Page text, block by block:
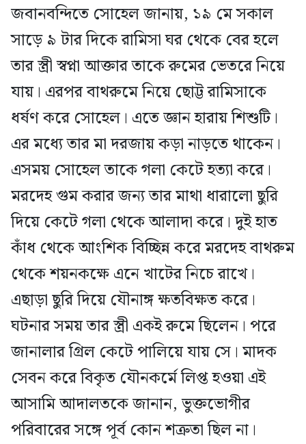
জবানবন্দিতে সোহেল জানায়, ১৯ মে সকাল
সাড়ে ৯ টার দিকে রামিসা ঘর থেকে বের হলে
তার স্ত্রী স্বপ্না আক্তার তাকে রুমের ভেতরে নিয়ে
যায়। এরপর বাথরুমে নিয়ে ছোট্ট রামিসাকে
ধর্ষণ করে সোহেল। এতে জ্ঞান হারায় শিশুটি।
এর মধ্যে তার মা দরজায় কড়া নাড়তে থাকেন।
এসময় সোহেল তাকে গলা কেটে হত্যা করে।
মরদেহ গুম করার জন্য তার মাথা ধারালো ছুরি
দিয়ে কেটে গলা থেকে আলাদা করে। দুই হাত
কাঁধ থেকে আংশিক বিচ্ছিন্ন করে মরদেহ বাথরুম
থেকে শয়নকক্ষে এনে খাটের নিচে রাখে।
এছাড়া ছুরি দিয়ে যৌনাঙ্গ ক্ষতবিক্ষত করে।
ঘটনার সময় তার স্ত্রী একই রুমে ছিলেন। পরে
জানালার গ্রিল কেটে পালিয়ে যায় সে। মাদক
সেবন করে বিকৃত যৌনকর্মে লিপ্ত হওয়া এই
আসামি আদালতকে জানান, ভুক্তভোগীর
পরিবারের সঙ্গে পূর্ব কোন শত্রুতা ছিল না।